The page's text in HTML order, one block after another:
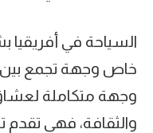
السياحة في
خاص وجهة تجمع بين
وجهة متكاملة
والثقافة، فهي تقدم